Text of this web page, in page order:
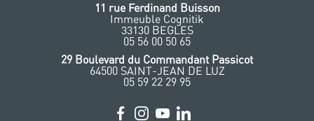
11 rue Ferdinand Buisson
Immeuble Cognitik
33130 BEGLES
‭05 56 00 50 65
‭29 Boulevard du Commandant Passicot
64500 SAINT-JEAN DE LUZ
05 59 22 29 95